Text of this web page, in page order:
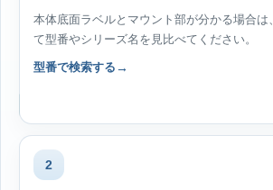
本体底面ラベルとマウント部が分かる場合は
て型番やシリーズ名を見比べてください。
型番で検索する
2